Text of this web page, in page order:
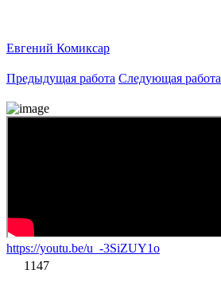
Евгений Комиксар
Предыдущая работа Следующая работа
https://youtu.be/u_-3SiZUY1o
1147